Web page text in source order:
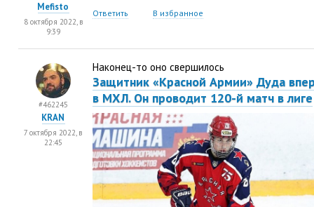
Ответить В избранное
Mefisto
8 октября 2022, в
9:39
Наконец-то оно свершилось
Защитник «Красной Армии» Дуда
в МХЛ. Он проводит 120-й матч в лиге
#462245
KRAN
7 октября 2022, в
22:45